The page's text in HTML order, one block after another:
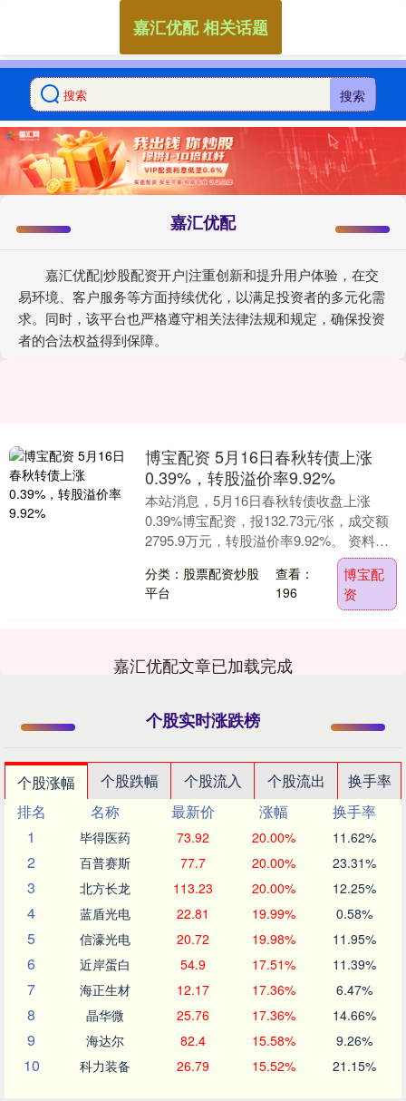
搜索
嘉汇优配
嘉汇优配|炒股配资开户|注重创新和提升用户体验，在交
易环境、客户服务等方面持续优化，以满足投资者的多元化需
求。同时，该平台也严格遵守相关法律法规和规定，确保投资
者的合法权益得到保障。
嘉汇优配 相关话题
博宝配资 5月16日春秋转债上涨
0.39%，转股溢价率9.92%
本站消息，5月16日春秋转债收盘上涨
0.39%博宝配资，报132.73元/张，成交额
2795.9万元，转股溢价率9.92%。 资料显
分类：股票配资炒股
平台
查看：
196
博宝配
资
嘉汇优配文章已加载完成
个股实时涨跌榜
个股涨幅 个股跌幅 个股流入 个股流出
换手率
排名
名称 最新价 涨幅
换手率
1
毕得医药 73.92 20.00% 11.62%
2 百普赛斯 77.7 20.00% 23.31%
3 北方长龙 113.23 20.00% 12.25%
4 蓝盾光电 22.81 19.99% 0.58%
5 信濠光电 20.72 19.98% 11.95%
6 近岸蛋白 54.9 17.51% 11.39%
7 海正生材 12.17 17.36% 6.47%
8 晶华微 25.76 17.36% 14.66%
9 海达尔 82.4 15.58% 9.26%
10 科力装备 26.79 15.52% 21.15%